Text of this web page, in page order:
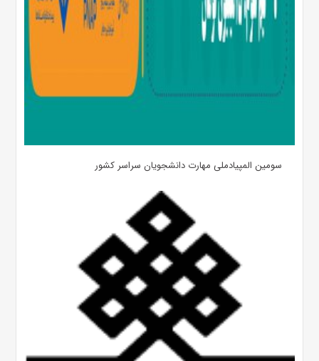
سومین المپیادملی مهارت دانشجویان سراسر کشور